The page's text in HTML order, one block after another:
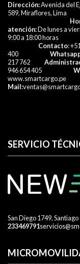
Dirección:Avenida del
589, Miraflores,
atención:De lunes a
9:00 a 18:00
Contacto:
400
217 762
946 654 405
www.smartcargo.pe
Mail:
SERVICIO
San Diego 1749, Santiago
233469791